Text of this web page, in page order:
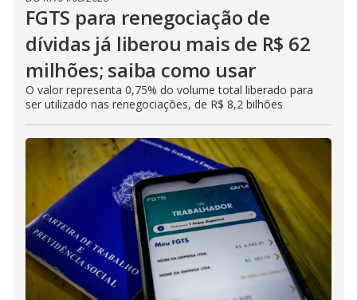
FGTS para renegociação de
dívidas já liberou mais de R$ 62
milhões; saiba como usar
O valor representa 0,75% do volume total liberado para
ser utilizado nas renegociações, de R$ 8,2 bilhões